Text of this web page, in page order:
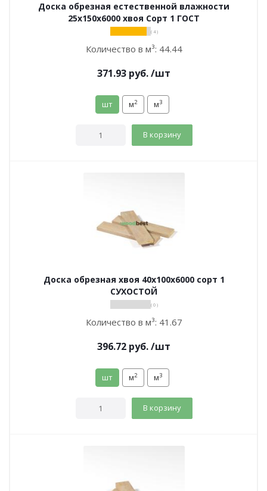
Доска обрезная естественной влажности
25х150х6000 хвоя Сорт 1 ГОСТ
( 4 )
Количество в м³: 44.44
371.93 руб./шт
шт м2 м3
В корзину
Доска обрезная хвоя 40х100х6000 сорт 1
СУХОСТОЙ
( 0 )
Количество в м³: 41.67
396.72 руб./шт
шт м2 м3
В корзину